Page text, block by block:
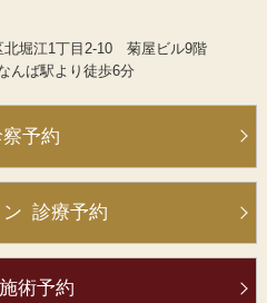
堀江1丁目2-10
菊屋ビル9階
んば駅より徒歩6分
予約
診療予約
術予約